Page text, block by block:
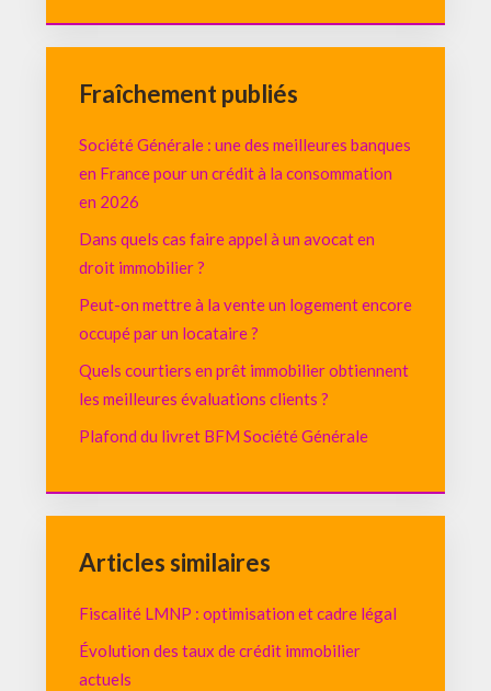
Fraîchement publiés
Société Générale : une des meilleures banques
en France pour un crédit à la consommation
en 2026
Dans quels cas faire appel à un avocat en
droit immobilier ?
Peut-on mettre à la vente un logement encore
occupé par un locataire ?
Quels courtiers en prêt immobilier obtiennent
les meilleures évaluations clients ?
Plafond du livret BFM Société Générale
Articles similaires
Fiscalité LMNP : optimisation et cadre légal
Évolution des taux de crédit immobilier
actuels